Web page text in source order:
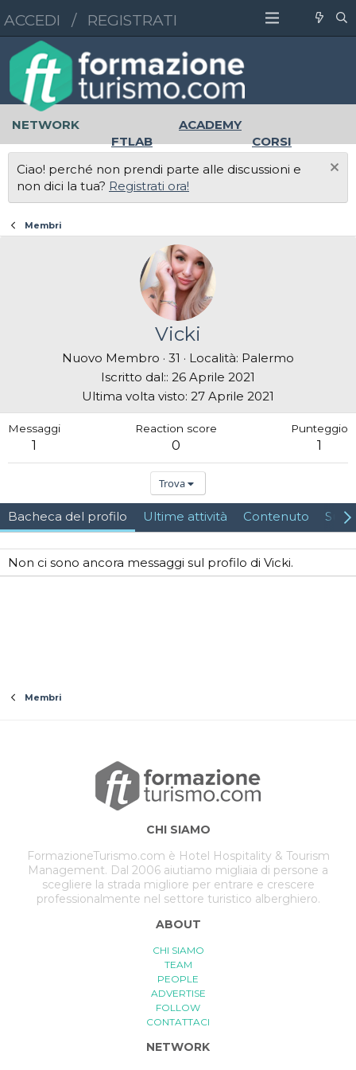
ACCEDI / REGISTRATI
NETWORK
ACADEMY
FTLAB
CORSI
LAVORO
Ciao! perché non prendi parte alle discussioni e
non dici la tua? Registrati ora!
Membri
Vicki
Nuovo Membro · 31 · Località: Palermo
Iscritto dal: 26 Aprile 2021
Ultima volta visto 27 Aprile 2021
Messaggi
1
Reaction score
0
Punteggio
1
Trova
Bacheca del profilo Ultime attività Contenuto Su
Non ci sono ancora messaggi sul profilo di Vicki.
Membri
CHI SIAMO
FormazioneTurismo.com è Hotel Hospitality & Tourism
Management. Dal 2006 aiutiamo migliaia di persone a
scegliere la strada migliore per entrare e crescere
professionalmente nel settore turistico alberghiero.
ABOUT
CHI SIAMO
TEAM
PEOPLE
ADVERTISE
FOLLOW
CONTATTACI
NETWORK